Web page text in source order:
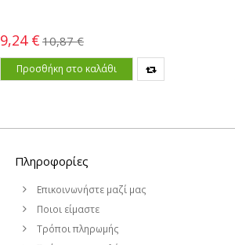
9,24 € 10,87 €
Προσθήκη στο καλάθι
Πληροφορίες
Επικοινωνήστε μαζί μας
Ποιοι είμαστε
Τρόποι πληρωμής